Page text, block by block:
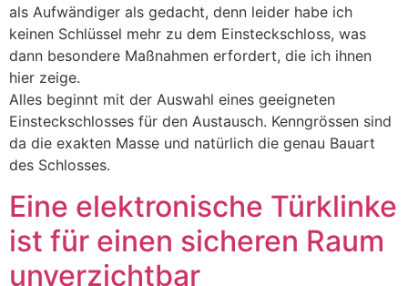
als Aufwändiger als gedacht, denn leider habe ich
keinen Schlüssel mehr zu dem Einsteckschloss, was
dann besondere Maßnahmen erfordert, die ich ihnen
hier zeige.
Alles beginnt mit der Auswahl eines geeigneten
Einsteckschlosses für den Austausch. Kenngrössen sind
da die exakten Masse und natürlich die genau Bauart
des Schlosses.
Eine elektronische Türklinke
ist für einen sicheren Raum
unverzichtbar